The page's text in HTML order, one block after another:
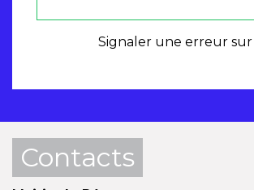
Signaler une erreur
Contacts